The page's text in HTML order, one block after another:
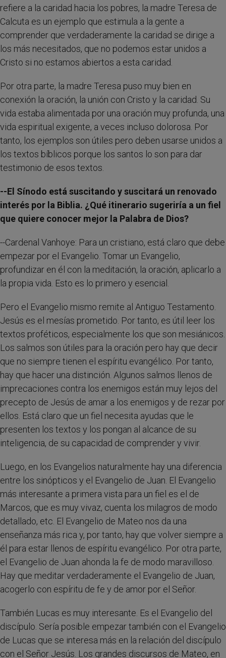
refiere a la caridad hacia los pobres, la madre Teresa de
Calcuta es un ejemplo que estimula a la gente a
comprender que verdaderamente la caridad se dirige a
los más necesitados, que no podemos estar unidos a
Cristo si no estamos abiertos a esta caridad.
Por otra parte, la madre Teresa puso muy bien en
conexión la oración, la unión con Cristo y la caridad. Su
vida estaba alimentada por una oración muy profunda, una
vida espiritual exigente, a veces incluso dolorosa. Por
tanto, los ejemplos son útiles pero deben usarse unidos a
los textos bíblicos porque los santos lo son para dar
testimonio de esos textos.
--El Sínodo está suscitando y suscitará un renovado
interés por la Biblia. ¿Qué itinerario sugeriría a un fiel
que quiere conocer mejor la Palabra de Dios?
--Cardenal Vanhoye: Para un cristiano, está claro que debe
empezar por el Evangelio. Tomar un Evangelio,
profundizar en él con la meditación, la oración, aplicarlo a
la propia vida. Esto es lo primero y esencial.
Pero el Evangelio mismo remite al Antiguo Testamento.
Jesús es el mesías prometido. Por tanto, es útil leer los
textos proféticos, especialmente los que son mesiánicos.
Los salmos son útiles para la oración pero hay que decir
que no siempre tienen el espíritu evangélico. Por tanto,
hay que hacer una distinción. Algunos salmos llenos de
imprecaciones contra los enemigos están muy lejos del
precepto de Jesús de amar a los enemigos y de rezar por
ellos. Está claro que un fiel necesita ayudas que le
presenten los textos y los pongan al alcance de su
inteligencia, de su capacidad de comprender y vivir.
Luego, en los Evangelios naturalmente hay una diferencia
entre los sinópticos y el Evangelio de Juan. El Evangelio
más interesante a primera vista para un fiel es el de
Marcos, que es muy vivaz, cuenta los milagros de modo
detallado, etc. El Evangelio de Mateo nos da una
enseñanza más rica y, por tanto, hay que volver siempre a
él para estar llenos de espíritu evangélico. Por otra parte,
el Evangelio de Juan ahonda la fe de modo maravilloso.
Hay que meditar verdaderamente el Evangelio de Juan,
acogerlo con espíritu de fe y de amor por el Señor.
También Lucas es muy interesante. Es el Evangelio del
discípulo. Sería posible empezar también con el Evangelio
de Lucas que se interesa más en la relación del discípulo
con el Señor Jesús. Los grandes discursos de Mateo, en